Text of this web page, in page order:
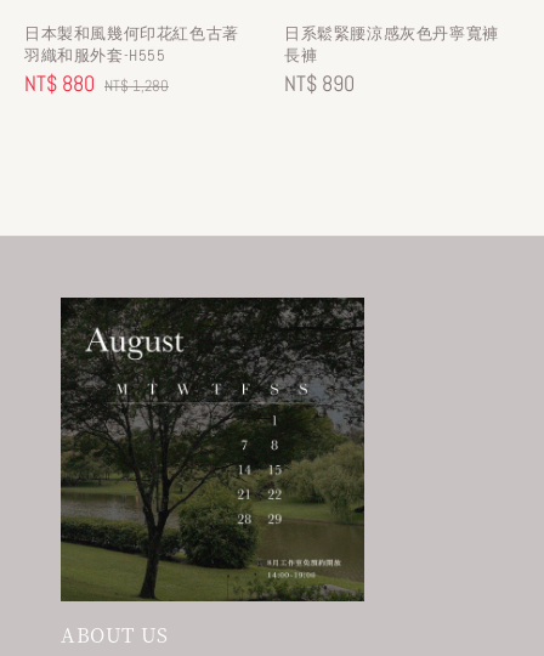
日本製和風幾何印花紅色古著
羽織和服外套-H555
Sale
NT$ 880 Regular
NT$ 1,280
日系鬆緊腰涼感灰色丹寧寬褲
長褲
Regular
NT$ 890
ABOUT US